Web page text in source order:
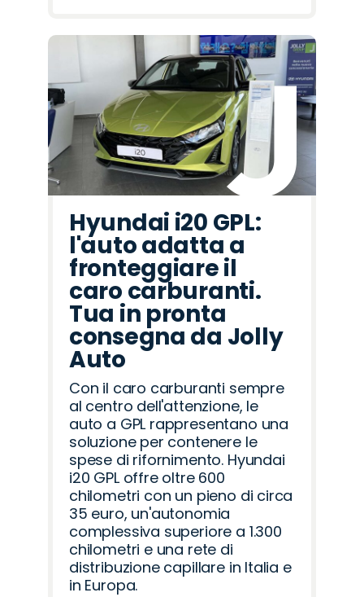
Hyundai i20 GPL:
l'auto adatta a
fronteggiare il
caro carburanti.
Tua in pronta
consegna da Jolly
Auto
Con il caro carburanti sempre
al centro dell'attenzione, le
auto a GPL rappresentano una
soluzione per contenere le
spese di rifornimento. Hyundai
i20 GPL offre oltre 600
chilometri con un pieno di circa
35 euro, un'autonomia
complessiva superiore a 1.300
chilometri e una rete di
distribuzione capillare in Italia e
in Europa.